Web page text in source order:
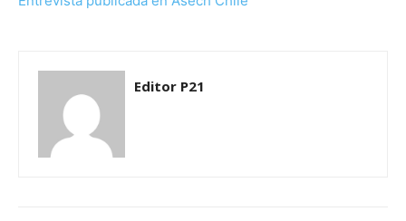
Editor P21